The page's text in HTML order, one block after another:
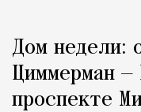
Город
Дом недели:
Циммерман —
проспекте